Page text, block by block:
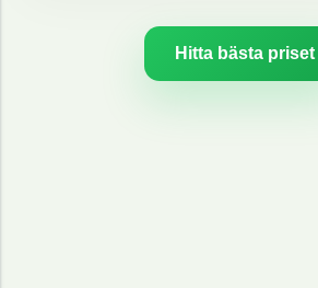
Hitta bästa priset